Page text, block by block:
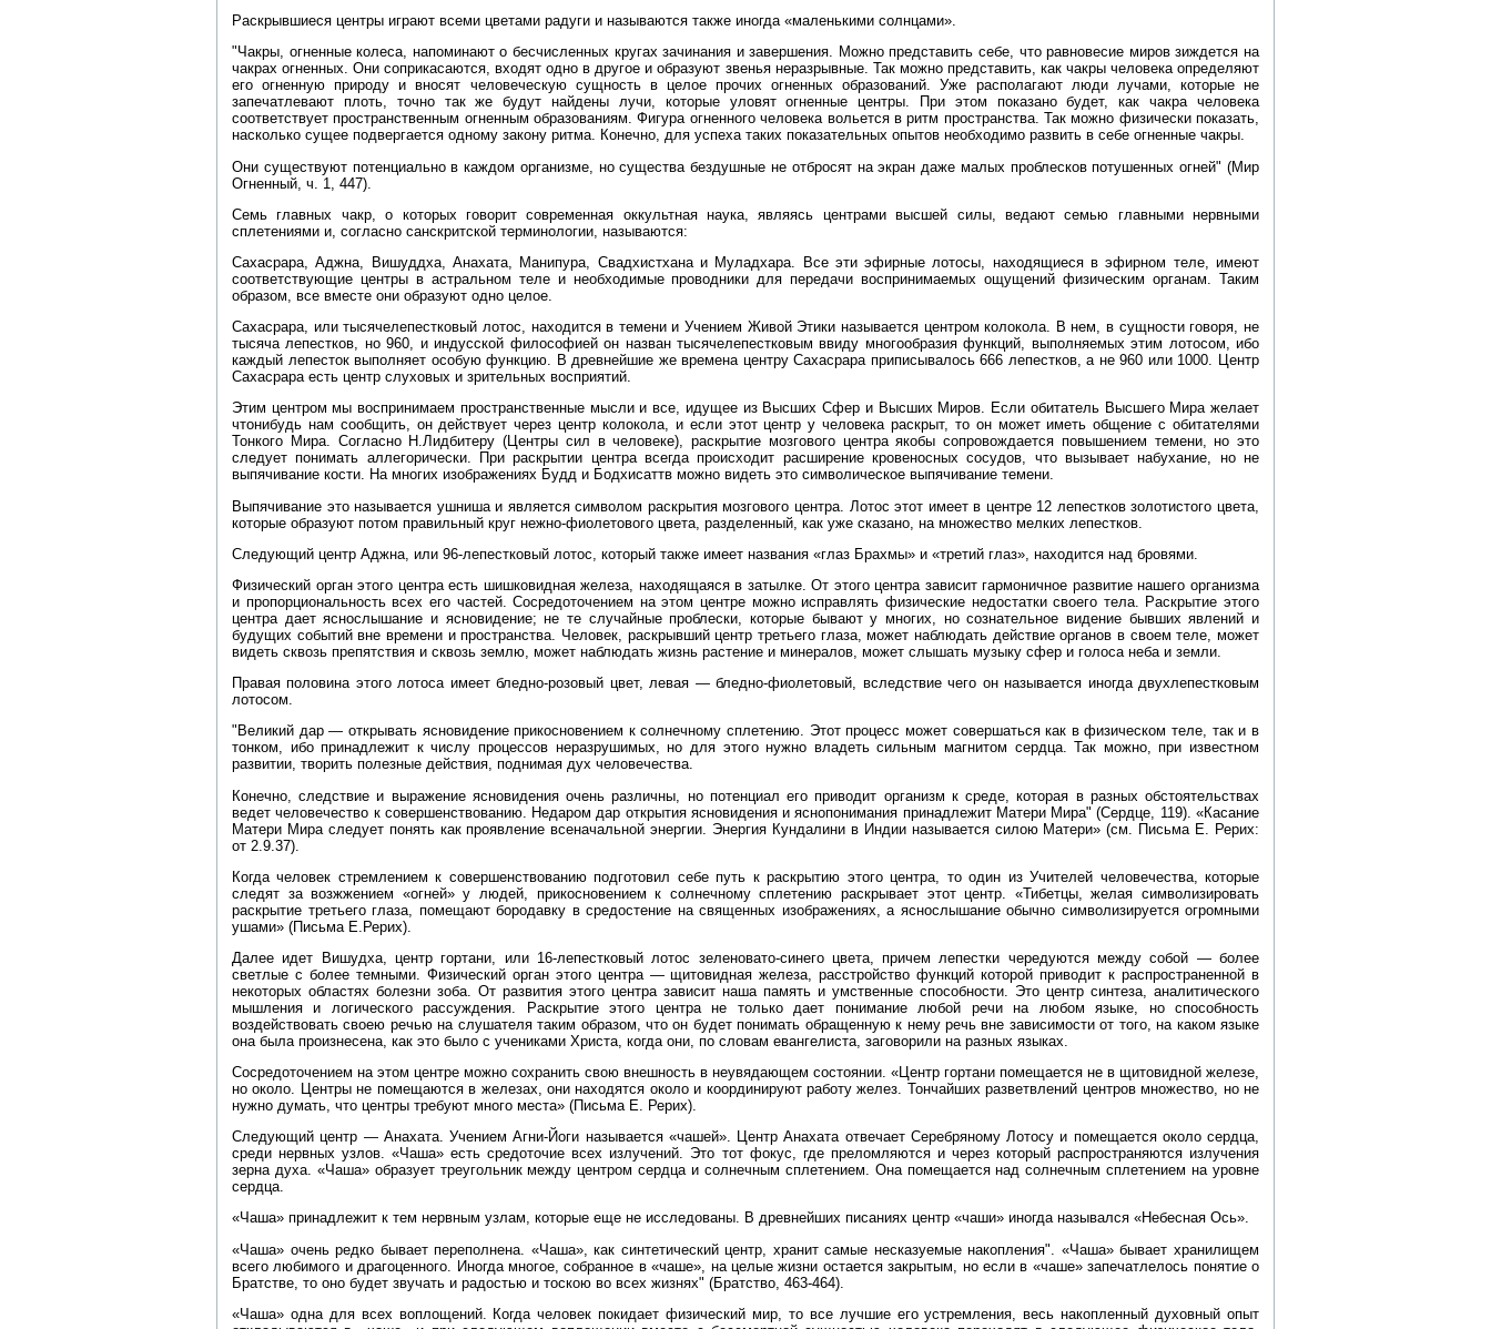
Раскрывшиеся центры играют всеми цветами радуги и называются также иногда «маленькими солнцами».
"Чакры, огненные колеса, напоминают о бесчисленных кругах зачинания и завершения. Можно представить себе, что равновесие миров зиждется на
чакрах огненных. Они соприкасаются, входят одно в другое и образуют звенья неразрывные. Так можно представить, как чакры человека определяют
его огненную природу и вносят человеческую сущность в целое прочих огненных образований. Уже располагают люди лучами, которые не
запечатлевают плоть, точно так же будут найдены лучи, которые уловят огненные центры. При этом показано будет, как чакра человека
соответствует пространственным огненным образованиям. Фигура огненного человека вольется в ритм пространства. Так можно физически показать,
насколько сущее подвергается одному закону ритма. Конечно, для успеха таких показательных опытов необходимо развить в себе огненные чакры.
Они существуют потенциально в каждом организме, но существа бездушные не отбросят на экран даже малых проблесков потушенных огней" (Мир
Огненный, ч. 1, 447).
Семь главных чакр, о которых говорит современная оккультная наука, являясь центрами высшей силы, ведают семью главными нервными
сплетениями и, согласно санскритской терминологии, называются:
Сахасрара, Аджна, Вишуддха, Анахата, Манипура, Свадхистхана и Муладхара. Все эти эфирные лотосы, находящиеся в эфирном теле, имеют
соответствующие центры в астральном теле и необходимые проводники для передачи воспринимаемых ощущений физическим органам. Таким
образом, все вместе они образуют одно целое.
Сахасрара, или тысячелепестковый лотос, находится в темени и Учением Живой Этики называется центром колокола. В нем, в сущности говоря, не
тысяча лепестков, но 960, и индусской философией он назван тысячелепестковым ввиду многообразия функций, выполняемых этим лотосом, ибо
каждый лепесток выполняет особую функцию. В древнейшие же времена центру Сахасрара приписывалось 666 лепестков, а не 960 или 1000. Центр
Сахасрара есть центр слуховых и зрительных восприятий.
Этим центром мы воспринимаем пространственные мысли и все, идущее из Высших Сфер и Высших Миров. Если обитатель Высшего Мира желает
чтонибудь нам сообщить, он действует через центр колокола, и если этот центр у человека раскрыт, то он может иметь общение с обитателями
Тонкого Мира. Согласно Н.Лидбитеру (Центры сил в человеке), раскрытие мозгового центра якобы сопровождается повышением темени, но это
следует понимать аллегорически. При раскрытии центра всегда происходит расширение кровеносных сосудов, что вызывает набухание, но не
выпячивание кости. На многих изображениях Будд и Бодхисаттв можно видеть это символическое выпячивание темени.
Выпячивание это называется ушниша и является символом раскрытия мозгового центра. Лотос этот имеет в центре 12 лепестков золотистого цвета,
которые образуют потом правильный круг нежно‑фиолетового цвета, разделенный, как уже сказано, на множество мелких лепестков.
Следующий центр Аджна, или 96‑лепестковый лотос, который также имеет названия «глаз Брахмы» и «третий глаз», находится над бровями.
Физический орган этого центра есть шишковидная железа, находящаяся в затылке. От этого центра зависит гармоничное развитие нашего организма
и пропорциональность всех его частей. Сосредоточением на этом центре можно исправлять физические недостатки своего тела. Раскрытие этого
центра дает яснослышание и ясновидение; не те случайные проблески, которые бывают у многих, но сознательное видение бывших явлений и
будущих событий вне времени и пространства. Человек, раскрывший центр третьего глаза, может наблюдать действие органов в своем теле, может
видеть сквозь препятствия и сквозь землю, может наблюдать жизнь растение и минералов, может слышать музыку сфер и голоса неба и земли.
Правая половина этого лотоса имеет бледно‑розовый цвет, левая — бледно‑фиолетовый, вследствие чего он называется иногда двухлепестковым
лотосом.
"Великий дар — открывать ясновидение прикосновением к солнечному сплетению. Этот процесс может совершаться как в физическом теле, так и в
тонком, ибо принадлежит к числу процессов неразрушимых, но для этого нужно владеть сильным магнитом сердца. Так можно, при известном
развитии, творить полезные действия, поднимая дух человечества.
Конечно, следствие и выражение ясновидения очень различны, но потенциал его приводит организм к среде, которая в разных обстоятельствах
ведет человечество к совершенствованию. Недаром дар открытия ясновидения и яснопонимания принадлежит Матери Мира" (Сердце, 119). «Касание
Матери Мира следует понять как проявление всеначальной энергии. Энергия Кундалини в Индии называется силою Матери» (см. Письма Е. Рерих:
от 2.9.37).
Когда человек стремлением к совершенствованию подготовил себе путь к раскрытию этого центра, то один из Учителей человечества, которые
следят за возжжением «огней» у людей, прикосновением к солнечному сплетению раскрывает этот центр. «Тибетцы, желая символизировать
раскрытие третьего глаза, помещают бородавку в средостение на священных изображениях, а яснослышание обычно символизируется огромными
ушами» (Письма Е.Рерих).
Далее идет Вишудха, центр гортани, или 16‑лепестковый лотос зеленовато‑синего цвета, причем лепестки чередуются между собой — более
светлые с более темными. Физический орган этого центра — щитовидная железа, расстройство функций которой приводит к распространенной в
некоторых областях болезни зоба. От развития этого центра зависит наша память и умственные способности. Это центр синтеза, аналитического
мышления и логического рассуждения. Раскрытие этого центра не только дает понимание любой речи на любом языке, но способность
воздействовать своею речью на слушателя таким образом, что он будет понимать обращенную к нему речь вне зависимости от того, на каком языке
она была произнесена, как это было с учениками Христа, когда они, по словам евангелиста, заговорили на разных языках.
Сосредоточением на этом центре можно сохранить свою внешность в неувядающем состоянии. «Центр гортани помещается не в щитовидной железе,
но около. Центры не помещаются в железах, они находятся около и координируют работу желез. Тончайших разветвлений центров множество, но не
нужно думать, что центры требуют много места» (Письма Е. Рерих).
Следующий центр — Анахата. Учением Агни‑Йоги называется «чашей». Центр Анахата отвечает Серебряному Лотосу и помещается около сердца,
среди нервных узлов. «Чаша» есть средоточие всех излучений. Это тот фокус, где преломляются и через который распространяются излучения
зерна духа. «Чаша» образует треугольник между центром сердца и солнечным сплетением. Она помещается над солнечным сплетением на уровне
сердца.
«Чаша» принадлежит к тем нервным узлам, которые еще не исследованы. В древнейших писаниях центр «чаши» иногда назывался «Небесная Ось».
«Чаша» очень редко бывает переполнена. «Чаша», как синтетический центр, хранит самые несказуемые накопления". «Чаша» бывает хранилищем
всего любимого и драгоценного. Иногда многое, собранное в «чаше», на целые жизни остается закрытым, но если в «чаше» запечатлелось понятие о
Братстве, то оно будет звучать и радостью и тоскою во всех жизнях" (Братство, 463‑464).
«Чаша» одна для всех воплощений. Когда человек покидает физический мир, то все лучшие его устремления, весь накопленный духовный опыт